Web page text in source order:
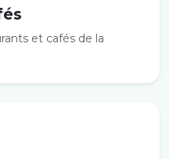
et cafés de la